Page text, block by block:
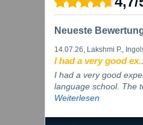
Neueste
14.07.26, Lakshmi P.,
I had a very good
I had a very good
language school. The
Weiterlesen